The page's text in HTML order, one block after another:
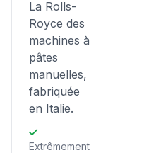
La Rolls-
Royce des
machines à
pâtes
manuelles,
fabriquée
en Italie.
Extrêmement